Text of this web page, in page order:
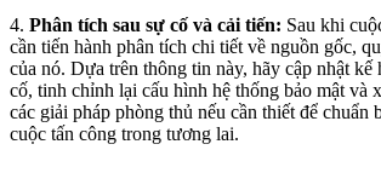
4. Phân tích sau sự cố và cải tiến: Sau khi
cần tiến hành phân tích chi tiết về nguồn gốc,
của nó. Dựa trên thông tin này, hãy cập nhật kế
cố, tinh chỉnh lại cấu hình hệ thống bảo mật và
các giải pháp phòng thủ nếu cần thiết để chuẩn
cuộc tấn công trong tương lai.